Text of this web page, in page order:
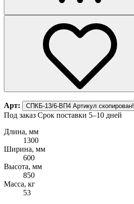
Арт: СПКБ-13/6-ВП4 Артикул скопирован!
Под заказ Срок поставки 5–10 дней
Длина, мм
1300
Ширина, мм
600
Высота, мм
850
Масса, кг
53